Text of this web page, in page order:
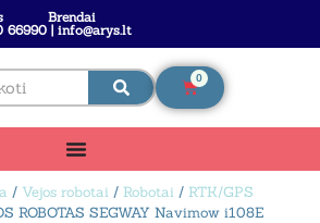
Brendai
66990 | info@arys.lt
0
/ Vejos robotai / Robotai / RTK/GPS
ROBOTAS SEGWAY Navimow i108E